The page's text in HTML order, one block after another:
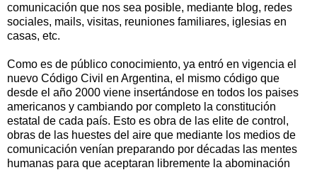
comunicación que nos sea posible, mediante blog, redes
sociales, mails, visitas, reuniones familiares, iglesias en
casas, etc.
Como es de público conocimiento, ya entró en vigencia el
nuevo Código Civil en Argentina, el mismo código que
desde el año 2000 viene insertándose en todos los paises
americanos y cambiando por completo la constitución
estatal de cada país. Esto es obra de las elite de control,
obras de las huestes del aire que mediante los medios de
comunicación venían preparando por décadas las mentes
humanas para que aceptaran libremente la abominación